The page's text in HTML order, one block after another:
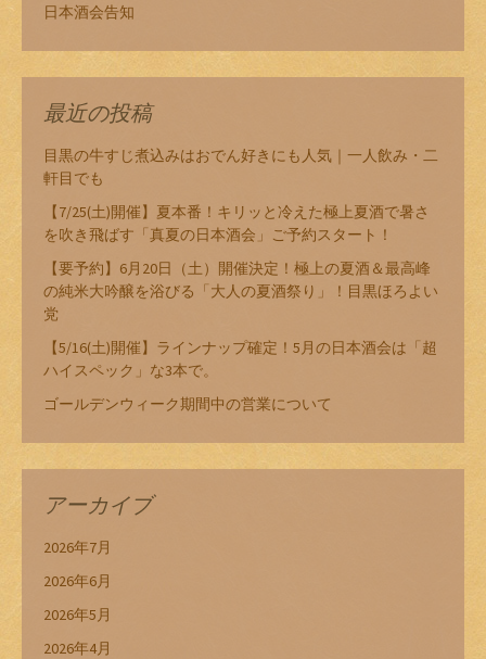
日本酒会告知
最近の投稿
目黒の牛すじ煮込みはおでん好きにも人気｜一人飲み・二
軒目でも
【7/25(土)開催】夏本番！キリッと冷えた極上夏酒で暑さ
を吹き飛ばす「真夏の日本酒会」ご予約スタート！
【要予約】6月20日（土）開催決定！極上の夏酒＆最高峰
の純米大吟醸を浴びる「大人の夏酒祭り」！目黒ほろよい
党
【5/16(土)開催】ラインナップ確定！5月の日本酒会は「超
ハイスペック」な3本で。
ゴールデンウィーク期間中の営業について
アーカイブ
2026年7月
2026年6月
2026年5月
2026年4月